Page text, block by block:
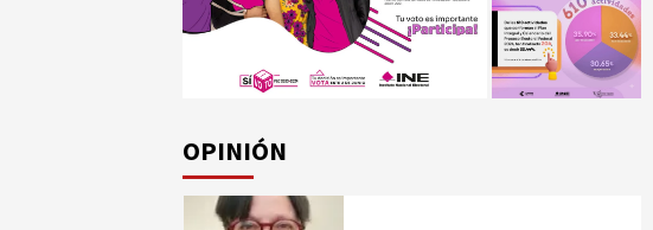
OPINIÓN